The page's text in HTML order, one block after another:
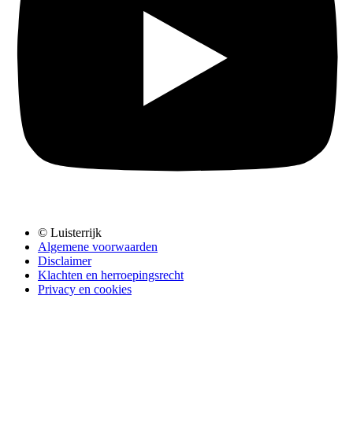
© Luisterrijk
Algemene voorwaarden
Disclaimer
Klachten en herroepingsrecht
Privacy en cookies